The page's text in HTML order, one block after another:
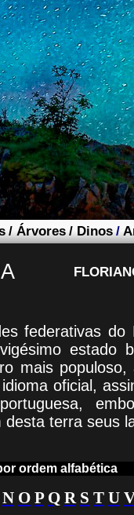
/Árvores/Dinos /
federativas do
estado
mais
oficial,
terra seus
ordem alfabética
N O P Q R S T U